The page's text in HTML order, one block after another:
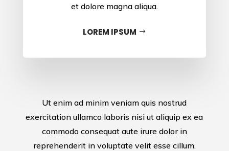
et dolore magna aliqua.
LOREM IPSUM
Ut enim ad minim veniam quis nostrud
exercitation ullamco laboris nisi ut aliquip ex ea
commodo consequat aute irure dolor in
reprehenderit in voluptate velit esse cillum.